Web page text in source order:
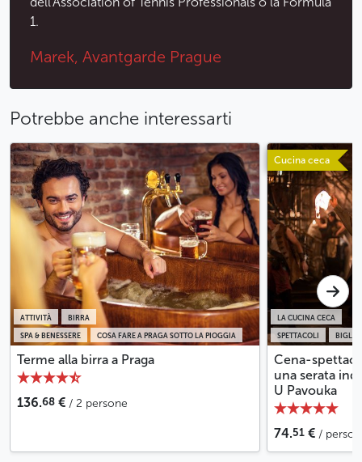
1.
Marek, Avantgarde Prague
Potrebbe anche interessarti
SPA & BENESSERE COSA FARE A PRAGA SOTTO LA PIOGGIA
ATTIVITÀ BIRRA
Terme alla birra a Praga
136.68 € / 2 persone
Cucina ceca
SPETTACOLI
LA CUCINA CECA
Cena-
una serata
U Pavouka
74.51 € /